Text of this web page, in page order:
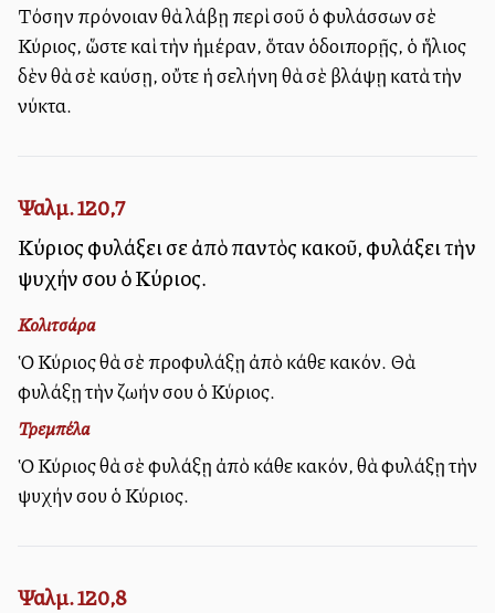
Τόσην πρόνοιαν θὰ λάβῃ περὶ σοῦ ὁ φυλάσσων σὲ
Κύριος, ὥστε καὶ τὴν ἡμέραν, ὅταν ὁδοιπορῇς, ὁ ἥλιος
δὲν θὰ σὲ καύσῃ, οὔτε ἡ σελήνη θὰ σὲ βλάψῃ κατὰ τὴν
νύκτα.
Ψαλμ. 120,7
Κύριος φυλάξει σε ἀπὸ παντὸς κακοῦ, φυλάξει τὴν
ψυχήν σου ὁ Κύριος.
Κολιτσάρα
Ὁ Κύριος θὰ σὲ προφυλάξῃ ἀπὸ κάθε κακόν. Θὰ
φυλάξῃ τὴν ζωήν σου ὁ Κύριος.
Τρεμπέλα
Ὁ Κύριος θὰ σὲ φυλάξῃ ἀπὸ κάθε κακόν, θὰ φυλάξῃ τὴν
ψυχήν σου ὁ Κύριος.
Ψαλμ. 120,8